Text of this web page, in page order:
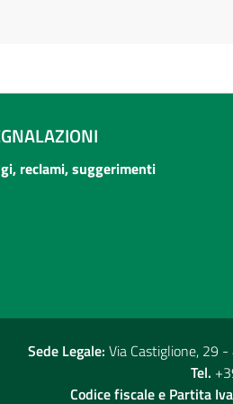
reclami, suggerimenti
Sede Legale: Via Castiglione, 29
Tel.
Codice fiscale e Partita Iva